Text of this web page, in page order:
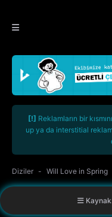
[!] Reklamların bir
up ya da interstitial
Diziler Will Love in Spring